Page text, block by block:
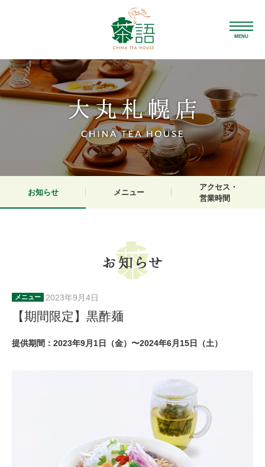
MENU
お知らせ メニュー
アクセス・
営業時間
メニュー 2023年9月4日
【期間限定】黒酢麺
提供期間：2023年9月1日（金）〜2024年6月15日（土）